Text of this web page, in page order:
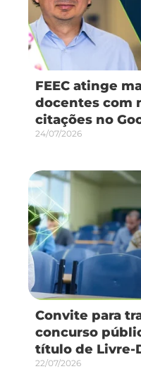
FEEC atinge
docentes com
citações no
24/07/2026
Convite para
concurso
título de Livre-
22/07/2026